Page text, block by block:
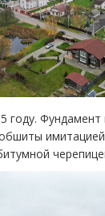
году.